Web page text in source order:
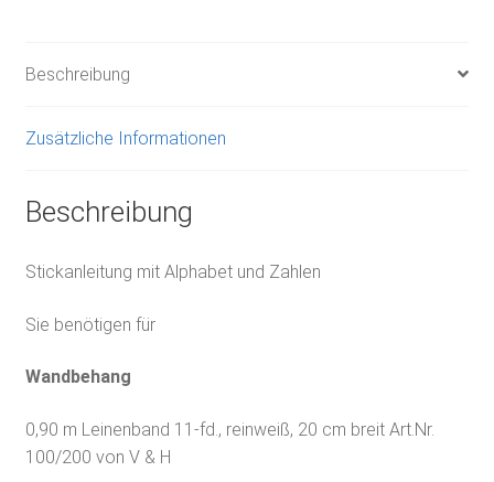
Beschreibung
Zusätzliche Informationen
Beschreibung
Stickanleitung mit Alphabet und Zahlen
Sie benötigen für
Wandbehang
0,90 m Leinenband 11-fd., reinweiß, 20 cm breit Art.Nr.
100/200 von V & H